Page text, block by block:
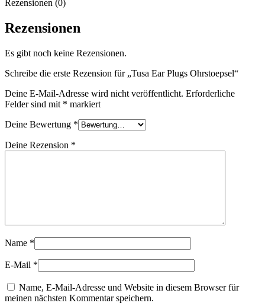
Rezensionen (0)
Rezensionen
Es gibt noch keine Rezensionen.
Schreibe die erste Rezension für „Tusa Ear Plugs Ohrstoepsel“
Deine E-Mail-Adresse wird nicht veröffentlicht. Erforderliche
Felder sind mit * markiert
Deine Bewertung *
Deine Rezension *
Name *
E-Mail *
Name, E-Mail-Adresse und Website in diesem Browser für
meinen nächsten Kommentar speichern.